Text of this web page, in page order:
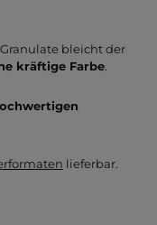
bleicht der
kräftige Farbe.
lieferbar.